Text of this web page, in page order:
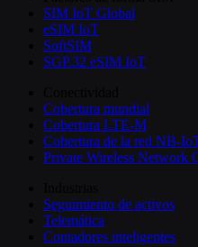
SIM IoT Global
eSIM IoT
SoftSIM
SGP.32 eSIM IoT
Cobertura mundial
Cobertura LTE-M
Cobertura de la red NB-
Private Wireless Network
Seguimiento de activos
Telemática
Contadores inteligentes